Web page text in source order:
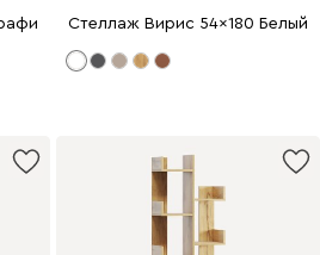
Стеллаж Вирис 54x180 Белый